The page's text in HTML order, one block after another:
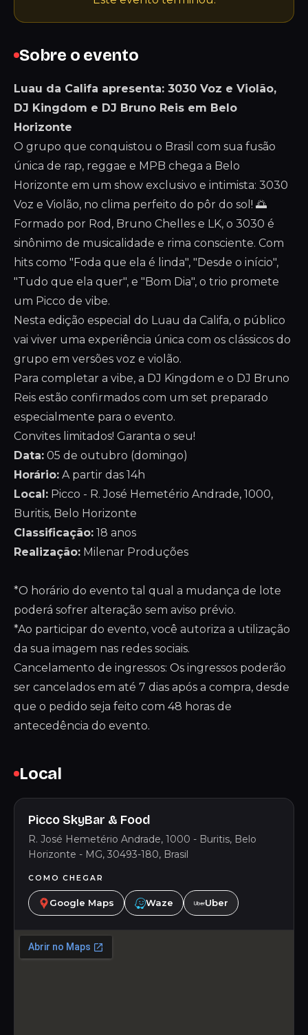
Sobre o evento
Luau da Califa apresenta: 3030 Voz e Violão,
DJ Kingdom e DJ Bruno Reis em Belo
Horizonte
O grupo que conquistou o Brasil com sua fusão
única de rap, reggae e MPB chega a Belo
Horizonte em um show exclusivo e intimista: 3030
Voz e Violão, no clima perfeito do pôr do sol! 🌅
Formado por Rod, Bruno Chelles e LK, o 3030 é
sinônimo de musicalidade e rima consciente. Com
hits como "Foda que ela é linda", "Desde o início",
"Tudo que ela quer", e "Bom Dia", o trio promete
um Picco de vibe.
Nesta edição especial do Luau da Califa, o público
vai viver uma experiência única com os clássicos do
grupo em versões voz e violão.
Para completar a vibe, a DJ Kingdom e o DJ Bruno
Reis estão confirmados com um set preparado
especialmente para o evento.
Convites limitados! Garanta o seu!
Data: 05 de outubro (domingo)
Horário: A partir das 14h
Local: Picco - R. José Hemetério Andrade, 1000,
Buritis, Belo Horizonte
Classificação: 18 anos
Realização: Milenar Produções
*O horário do evento tal qual a mudança de lote
poderá sofrer alteração sem aviso prévio.
*Ao participar do evento, você autoriza a utilização
da sua imagem nas redes sociais.
Cancelamento de ingressos: Os ingressos poderão
ser cancelados em até 7 dias após a compra, desde
que o pedido seja feito com 48 horas de
antecedência do evento.
Local
Picco SkyBar & Food
R. José Hemetério Andrade, 1000 - Buritis, Belo
Horizonte - MG, 30493-180, Brasil
COMO CHEGAR
Google Maps Waze Uber